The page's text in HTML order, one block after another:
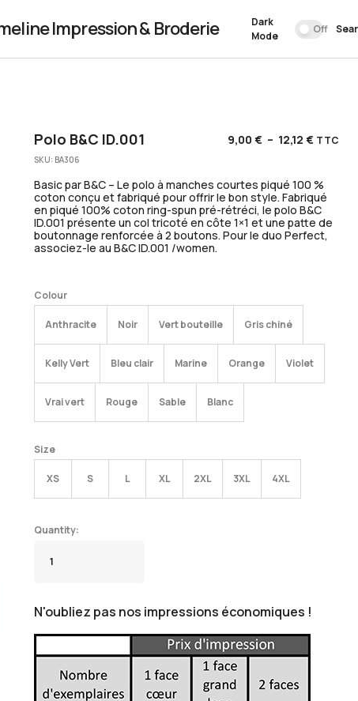
Impression & Broderie
Dark
Mode
Off
Polo B&C ID.001 9,00 € – 12,12 € TTC
SKU: BA306
Basic par B&C – Le polo à manches courtes piqué 100 %
coton conçu et fabriqué pour offrir le bon style. Fabriqué
en piqué 100% coton ring-spun pré-rétréci, le polo B&C
ID.001 présente un col tricoté en côte 1×1 et une patte de
boutonnage renforcée à 2 boutons. Pour le duo Perfect,
associez-le au B&C ID.001 /women.
Colour
Anthracite Noir Vert bouteille Gris chiné
Kelly Vert Bleu clair Marine Orange Violet
Vrai vert Rouge Sable Blanc
Size
XS S L XL 2XL 3XL 4XL
N'oubliez pas nos impressions économiques !